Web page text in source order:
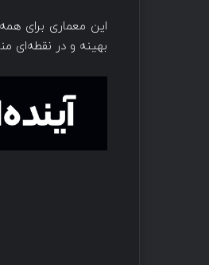
این معماری برای
بهینه و در نقطه‌ای